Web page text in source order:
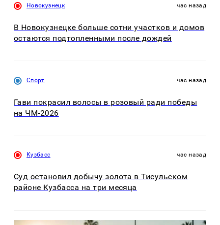
Новокузнецк час назад
В Новокузнецке больше сотни участков и домов
остаются подтопленными после дождей
Спорт час назад
Гави покрасил волосы в розовый ради победы
на ЧМ-2026
Кузбасс час назад
Суд остановил добычу золота в Тисульском
районе Кузбасса на три месяца